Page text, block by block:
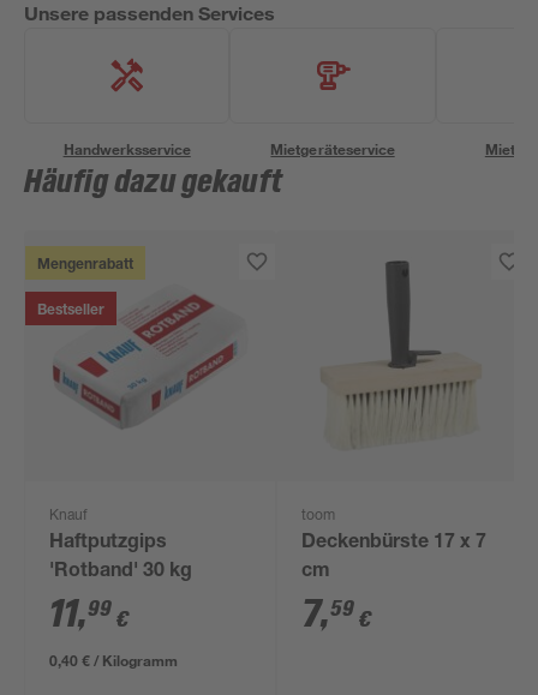
Unsere passenden Services
Handwerksservice Mietgeräteservice
Häufig dazu gekauft
Mengenrabatt
Bestseller
Knauf
Haftputzgips
'Rotband' 30 kg
11,99 €
0,40 € / Kilogramm
toom
Deckenbürste 17 x 7
cm
7,59 €